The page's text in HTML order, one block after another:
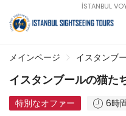
İSTANBUL
メインページ イスタンブ
イスタンブールの猫た
特別なオファー 6時